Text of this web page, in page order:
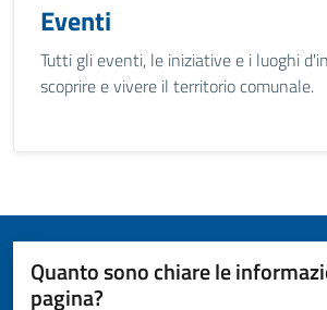
Eventi
Tutti gli eventi, le iniziative e i luoghi
scoprire e vivere il territorio comunale.
Quanto sono chiare le
pagina?